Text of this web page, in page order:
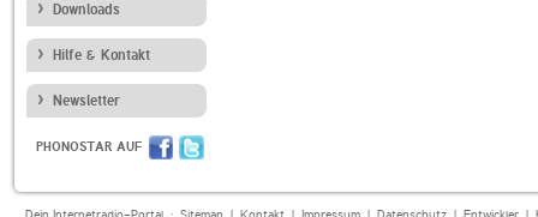
Downloads
Hilfe & Kontakt
Newsletter
PHONOSTAR AUF